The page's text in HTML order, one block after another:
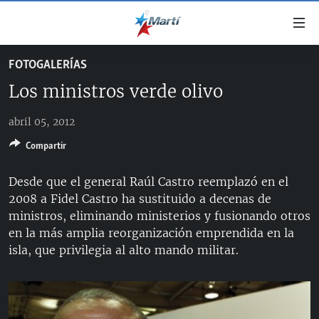
accesibilidad
principal
navegación
principal
búsqueda
CUBA
CUBA
DERECHOS HUMANOS
#11JCUBA, 5 AÑOS DESPUÉS
INFORME DEL DEPARTAMENTO DE ESTADO DE EEUU
SOBRE CUBA
ESTADOS UNIDOS
ESTADOS UNIDOS
AMÉRICA 250
AMÉRICA LATINA
INMIGRACIÓN
MUNDO
DEPORTES
ARTE Y ENTRETENIMIENTO
OPINIÓN GRÁFICA
AUDIOVISUALES MARTÍ
FOTOGALERÍAS
Los ministros verde olivo
abril 05, 2012
Desde que el general Raúl Castro reemplazó en el
2008 a Fidel Castro ha sustituido a decenas de
ministros, eliminando ministerios y fusionando otros
en la más amplia reorganización emprendida en la
isla, que privilegia al alto mando militar.
Compartir